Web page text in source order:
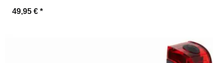
49,95 € *